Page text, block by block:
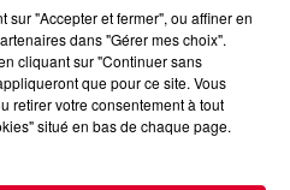
FREQUENCIES AU PONEY
sur "Accepter et fermer", ou affiner en
dans "Gérer mes choix".
cliquant sur "Continuer sans
que pour ce site. Vous
retirer votre consentement à tout
situé en bas de chaque page.